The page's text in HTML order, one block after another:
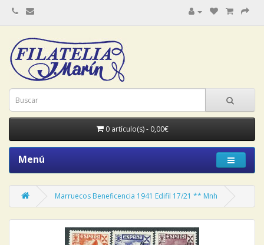
0 artículo(s) - 0,00€
Menú
Marruecos Beneficencia 1941 Edifil 17/21 ** Mnh